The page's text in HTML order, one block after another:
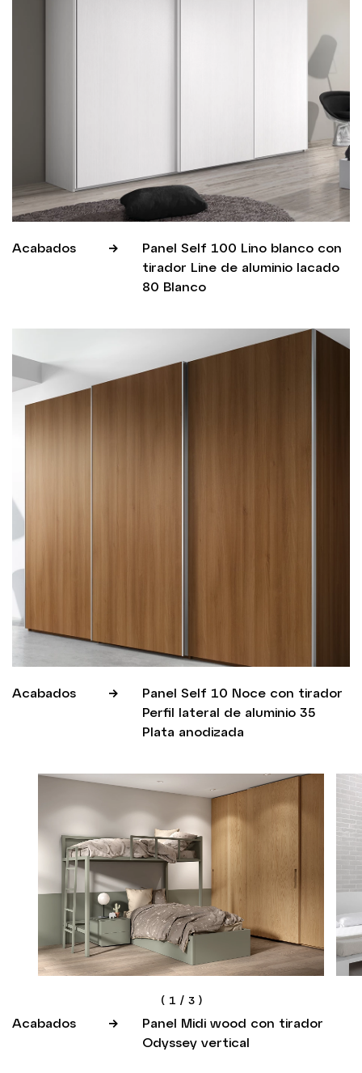
Acabados
Panel Self 100 Lino blanco con
tirador Line de aluminio lacado
80 Blanco
Acabados
Panel Self 10 Noce con tirador
Perfil lateral de aluminio 35
Plata anodizada
( 1 / 3 )
Acabados
Panel Midi wood con tirador
Odyssey vertical